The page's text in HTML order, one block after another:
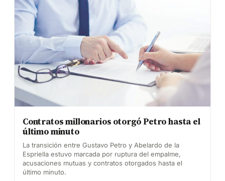
Contratos millonarios otorgó Petro hasta el
último minuto
La transición entre Gustavo Petro y Abelardo de la
Espriella estuvo marcada por ruptura del empalme,
acusaciones mutuas y contratos otorgados hasta el
último minuto.